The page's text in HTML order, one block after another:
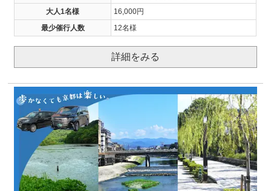
大人1名様
16,000円
最少催行人数
12名様
詳細をみる